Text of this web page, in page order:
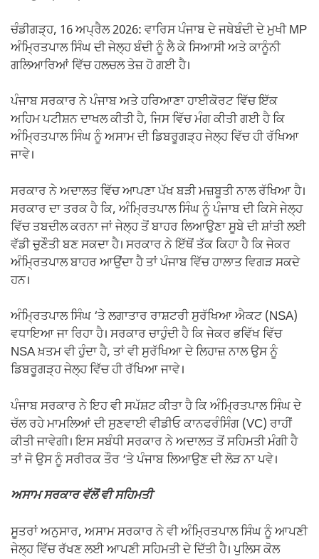
k
ਚੰਡੀਗੜ੍ਹ, 16 ਅਪ੍ਰੈਲ 2026: ਵਾਰਿਸ ਪੰਜਾਬ ਦੇ ਜਥੇਬੰਦੀ ਦੇ ਮੁਖੀ MP
ਅੰਮ੍ਰਿਤਪਾਲ ਸਿੰਘ ਦੀ ਜੇਲ੍ਹ ਬੰਦੀ ਨੂੰ ਲੈ ਕੇ ਸਿਆਸੀ ਅਤੇ ਕਾਨੂੰਨੀ
ਗਲਿਆਰਿਆਂ ਵਿੱਚ ਹਲਚਲ ਤੇਜ਼ ਹੋ ਗਈ ਹੈ।
ਪੰਜਾਬ ਸਰਕਾਰ ਨੇ ਪੰਜਾਬ ਅਤੇ ਹਰਿਆਣਾ ਹਾਈਕੋਰਟ ਵਿੱਚ ਇੱਕ
ਅਹਿਮ ਪਟੀਸ਼ਨ ਦਾਖਲ ਕੀਤੀ ਹੈ, ਜਿਸ ਵਿੱਚ ਮੰਗ ਕੀਤੀ ਗਈ ਹੈ ਕਿ
ਅੰਮ੍ਰਿਤਪਾਲ ਸਿੰਘ ਨੂੰ ਅਸਾਮ ਦੀ ਡਿਬਰੂਗੜ੍ਹ ਜੇਲ੍ਹ ਵਿੱਚ ਹੀ ਰੱਖਿਆ
ਜਾਵੇ।
ਸਰਕਾਰ ਨੇ ਅਦਾਲਤ ਵਿੱਚ ਆਪਣਾ ਪੱਖ ਬੜੀ ਮਜ਼ਬੂਤੀ ਨਾਲ ਰੱਖਿਆ ਹੈ।
ਸਰਕਾਰ ਦਾ ਤਰਕ ਹੈ ਕਿ, ਅੰਮ੍ਰਿਤਪਾਲ ਸਿੰਘ ਨੂੰ ਪੰਜਾਬ ਦੀ ਕਿਸੇ ਜੇਲ੍ਹ
ਵਿੱਚ ਤਬਦੀਲ ਕਰਨਾ ਜਾਂ ਜੇਲ੍ਹ ਤੋਂ ਬਾਹਰ ਲਿਆਉਣਾ ਸੂਬੇ ਦੀ ਸ਼ਾਂਤੀ ਲਈ
ਵੱਡੀ ਚੁਣੌਤੀ ਬਣ ਸਕਦਾ ਹੈ। ਸਰਕਾਰ ਨੇ ਇੱਥੋਂ ਤੱਕ ਕਿਹਾ ਹੈ ਕਿ ਜੇਕਰ
ਅੰਮ੍ਰਿਤਪਾਲ ਬਾਹਰ ਆਉਂਦਾ ਹੈ ਤਾਂ ਪੰਜਾਬ ਵਿੱਚ ਹਾਲਾਤ ਵਿਗੜ ਸਕਦੇ
ਹਨ।
ਅੰਮ੍ਰਿਤਪਾਲ ਸਿੰਘ ‘ਤੇ ਲਗਾਤਾਰ ਰਾਸ਼ਟਰੀ ਸੁਰੱਖਿਆ ਐਕਟ (NSA)
ਵਧਾਇਆ ਜਾ ਰਿਹਾ ਹੈ। ਸਰਕਾਰ ਚਾਹੁੰਦੀ ਹੈ ਕਿ ਜੇਕਰ ਭਵਿੱਖ ਵਿੱਚ
NSA ਖ਼ਤਮ ਵੀ ਹੁੰਦਾ ਹੈ, ਤਾਂ ਵੀ ਸੁਰੱਖਿਆ ਦੇ ਲਿਹਾਜ਼ ਨਾਲ ਉਸ ਨੂੰ
ਡਿਬਰੂਗੜ੍ਹ ਜੇਲ੍ਹ ਵਿੱਚ ਹੀ ਰੱਖਿਆ ਜਾਵੇ।
ਪੰਜਾਬ ਸਰਕਾਰ ਨੇ ਇਹ ਵੀ ਸਪੱਸ਼ਟ ਕੀਤਾ ਹੈ ਕਿ ਅੰਮ੍ਰਿਤਪਾਲ ਸਿੰਘ ਦੇ
ਚੱਲ ਰਹੇ ਮਾਮਲਿਆਂ ਦੀ ਸੁਣਵਾਈ ਵੀਡੀਓ ਕਾਨਫਰੰਸਿੰਗ (VC) ਰਾਹੀਂ
ਕੀਤੀ ਜਾਵੇਗੀ। ਇਸ ਸਬੰਧੀ ਸਰਕਾਰ ਨੇ ਅਦਾਲਤ ਤੋਂ ਸਹਿਮਤੀ ਮੰਗੀ ਹੈ
ਤਾਂ ਜੋ ਉਸ ਨੂੰ ਸਰੀਰਕ ਤੌਰ ‘ਤੇ ਪੰਜਾਬ ਲਿਆਉਣ ਦੀ ਲੋੜ ਨਾ ਪਵੇ।
ਅਸਾਮ ਸਰਕਾਰ ਵੱਲੋਂ ਵੀ ਸਹਿਮਤੀ
ਸੂਤਰਾਂ ਅਨੁਸਾਰ, ਅਸਾਮ ਸਰਕਾਰ ਨੇ ਵੀ ਅੰਮ੍ਰਿਤਪਾਲ ਸਿੰਘ ਨੂੰ ਆਪਣੀ
ਜੇਲ੍ਹ ਵਿੱਚ ਰੱਖਣ ਲਈ ਆਪਣੀ ਸਹਿਮਤੀ ਦੇ ਦਿੱਤੀ ਹੈ। ਪੁਲਿਸ ਕੋਲ